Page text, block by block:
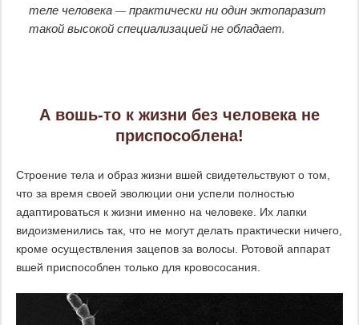
теле человека — практически ни один эктопаразит
такой высокой специализацией не обладает.
А вошь-то к жизни без человека не
приспособлена!
Строение тела и образ жизни вшей свидетельствуют о том,
что за время своей эволюции они успели полностью
адаптироваться к жизни именно на человеке. Их лапки
видоизменились так, что не могут делать практически ничего,
кроме осуществления зацепов за волосы. Ротовой аппарат
вшей приспособлен только для кровососания.